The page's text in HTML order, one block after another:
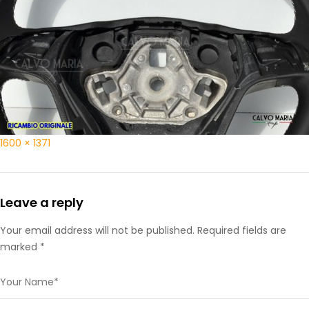
1600 × 1371
Leave a reply
Your email address will not be published. Required fields are
marked *